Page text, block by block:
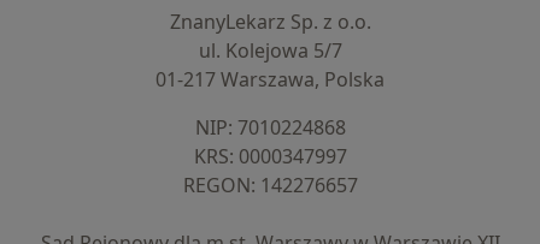
ZnanyLekarz Sp. z o.o.
ul. Kolejowa 5/7
01-217 Warszawa, Polska
NIP: ⁠7010224868
KRS: ⁠0000347997
REGON: ⁠142276657